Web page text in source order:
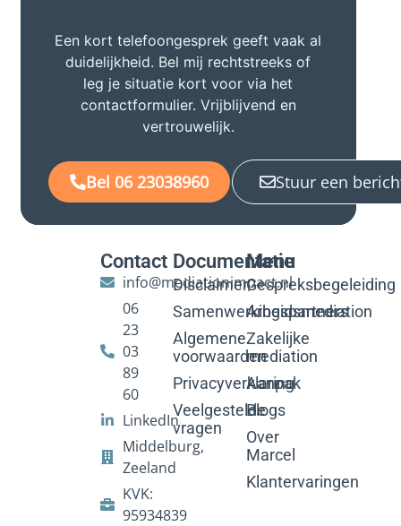
Een kort telefoongesprek geeft vaak al
duidelijkheid. Bel mij rechtstreeks of
leg je situatie kort voor via het
contactformulier. Vrijblijvend en
vertrouwelijk.
Bel 06 23038960 Stuur een
Contact
info@mediationimpact.nl
06
23
03
89
60
LinkedIn
Middelburg,
Zeeland
KVK:
95934839
Documentatie
Disclaimer
Samenwerkingspartners
Algemene
voorwaarden
Privacyverklaring
Veelgestelde
vragen
Menu
Gespreksbegeleiding
Arbeidsmediation
Zakelijke
mediation
Aanpak
Blogs
Over
Marcel
Klantervaringen